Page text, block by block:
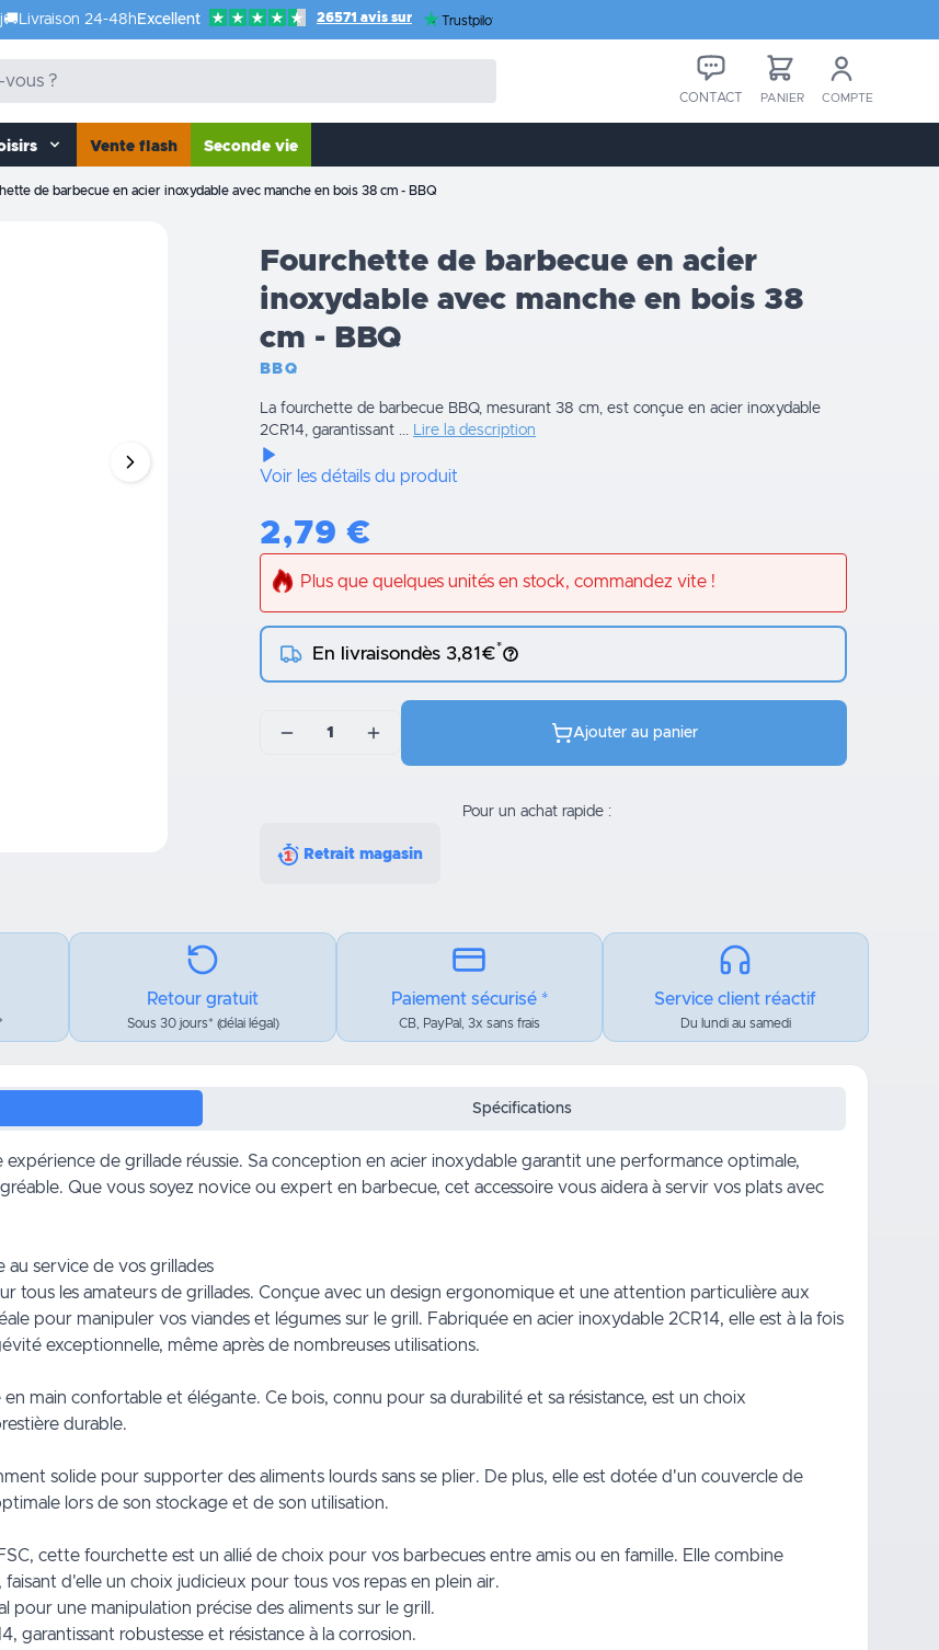
🚚 Livraison 24-48h Excellent 26571 avis sur Trustpilot
CONTACT PANIER COMPTE
Vente flash Seconde vie
de barbecue en acier inoxydable avec manche en bois 38 cm - BBQ
Fourchette de barbecue en acier
inoxydable avec manche en bois 38
cm - BBQ
BBQ
La fourchette de barbecue BBQ, mesurant 38 cm, est conçue en acier inoxydable
2CR14, garantissant ...
Lire la description
Voir les détails du produit
2,79 €
Plus que quelques unités en stock, commandez vite !
En livraisondès 3,81€*
1 Ajouter au panier
Pour un achat rapide :
Retrait magasin
Retour gratuit
Sous 30 jours* (délai légal)
Paiement sécurisé *
CB, PayPal, 3x sans frais
Service client réactif
Du lundi au samedi
Spécifications
de grillade réussie. Sa conception en acier inoxydable garantit une performance optimale,
Que vous soyez novice ou expert en barbecue, cet accessoire vous aidera à servir vos plats avec
service de vos grillades
tous les amateurs de grillades. Conçue avec un design ergonomique et une attention particulière aux
pour manipuler vos viandes et légumes sur le grill. Fabriquée en acier inoxydable 2CR14, elle est à la fois
exceptionnelle, même après de nombreuses utilisations.
main confortable et élégante. Ce bois, connu pour sa durabilité et sa résistance, est un choix
durable.
solide pour supporter des aliments lourds sans se plier. De plus, elle est dotée d'un couvercle de
lors de son stockage et de son utilisation.
cette fourchette est un allié de choix pour vos barbecues entre amis ou en famille. Elle combine
d'elle un choix judicieux pour tous vos repas en plein air.
pour une manipulation précise des aliments sur le grill.
garantissant robustesse et résistance à la corrosion.